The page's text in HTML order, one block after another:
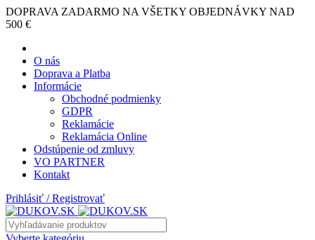
DOPRAVA ZADARMO NA VŠETKY OBJEDNÁVKY NAD
500 €
O nás
Doprava a Platba
Informácie
Obchodné podmienky
GDPR
Reklamácie
Reklamácia Online
Odstúpenie od zmluvy
VO PARTNER
Kontakt
Prihlásiť / Registrovať